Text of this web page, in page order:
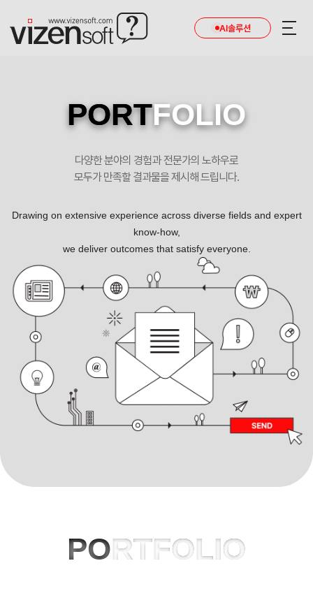
AI솔루션
숨은바디라인찾기 포트폴리오
PORTFOLIO
다양한 분야의 경험과 전문가의 노하우로
모두가 만족할 결과물을 제시해 드립니다.
Drawing on extensive experience across diverse fields and expert
know-how,
we deliver outcomes that satisfy everyone.
PORTFOLIO